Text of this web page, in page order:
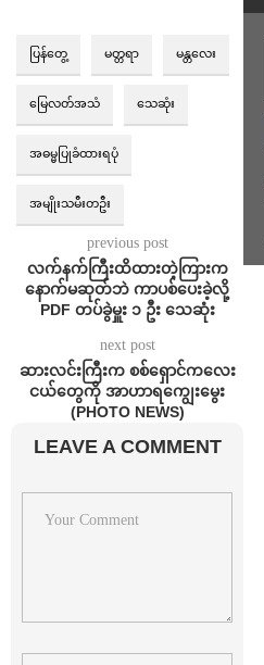
ပြန်တွေ့ မတ္တရာ မန္တလေး
မြေလတ်အသံ သေဆုံး
အဓမ္မပြုခံထားရပုံ
အမျိုးသမီးတဦး
previous post
လက်နက်ကြီးထိထားတဲ့ကြားက
နောက်မဆုတ်ဘဲ ကာပစ်ပေးခဲ့လို့
PDF တပ်ခွဲမှူး ၁ ဦး သေဆုံး
next post
ဆားလင်းကြီးက စစ်ရှောင်ကလေး
ငယ်တွေကို အာဟာရကျွေးမွေး
(PHOTO NEWS)
LEAVE A COMMENT